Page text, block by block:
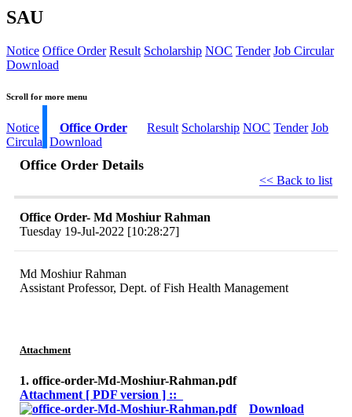
SAU
Notice Office Order Result Scholarship NOC Tender Job Circular
Download
Scroll for more menu
Notice Office Order Result Scholarship NOC Tender Job
Circular Download
Office Order Details
<< Back to list
Office Order- Md Moshiur Rahman
Tuesday 19-Jul-2022 [10:28:27]
Md Moshiur Rahman
Assistant Professor, Dept. of Fish Health Management
Attachment
1. office-order-Md-Moshiur-Rahman.pdf
Attachment [ PDF version ] ::
Download